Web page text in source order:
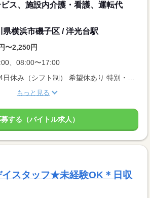
ス、施設内介護・看護、運転代
県横浜市磯子区 / 洋光台駅
〜2,250円
、08:00〜17:00
【休日】 最大週4日休み（シフト制） 希望休あり 特別・有給休暇あり
もっと見る
する（バイトル求人）
イスタッフ★未経験OK＊日収